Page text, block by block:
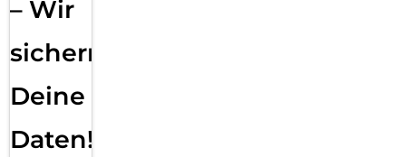
– Wir
sichern
Deine
Daten!